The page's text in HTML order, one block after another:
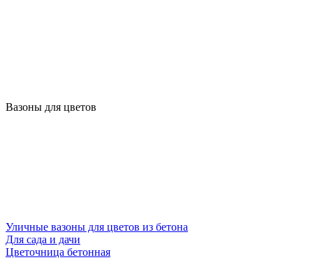
Вазоны для цветов
Уличные вазоны для цветов из бетона
Для сада и дачи
Цветочница бетонная